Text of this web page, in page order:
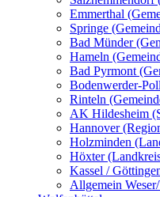
Emmerthal
Springe
Bad Münder
Hameln
Bad Pyrmont
Bodenwerder-
Rinteln
AK Hildesheim
Hannover
Holzminden
Höxter
Kassel /
Allgemein